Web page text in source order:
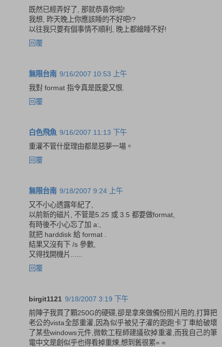
既然已經弄好了, 那就恭喜你啦!
我想, 昨天晚上你應該睡的不好吧!?
以往我只要有個事情不順利, 晚上都繪睡不好!
回覆
無限台南 9/16/2007 10:53 上午
我對 format 指令真是既愛又恨.
回覆
白色飛魚 9/16/2007 11:13 下午
重灌不管什麼理由都是惡夢一場。
回覆
無限台南 9/18/2007 9:24 上午
又不小心透露年紀了,
以前新的磁片, 不管是5.25 或 3.5 都要做format,
有時後不小心忘了加 a:,
就把 harddisk 給 format .
結果又沒有下 /s 參數,
又得找開機片......
回覆
birgit1121 9/18/2007 3:19 下午
前陣子我買了顆250G的硬碟,卻是拿來做備份照片用的,打算把
老公的vista全部重灌,因為似乎被兒子灌的跑跑卡丁車給破壞
了某些windows元件,微軟工程師建議砍掉重灌,而我自己的筆
電中文是創似乎也得看掉重煉,想到舊很累= =